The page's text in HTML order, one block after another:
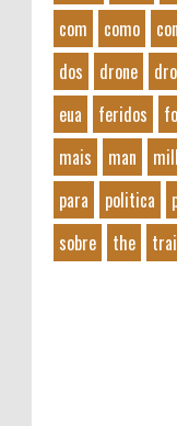
com
como
dos
drone
eua
feridos
mais
man
para
politica
sobre
the